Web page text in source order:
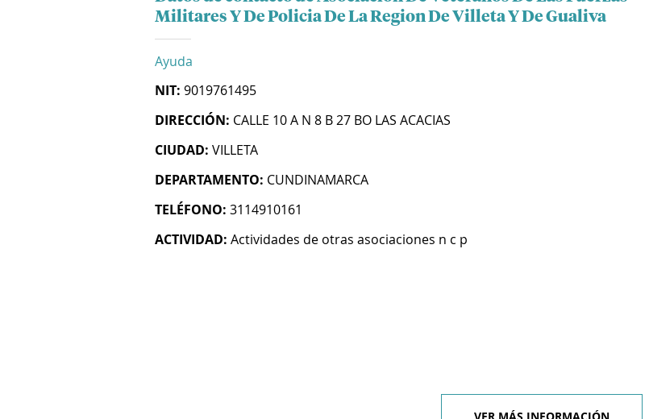
Militares Y De Policia De La Region De Villeta Y De Gualiva
Ayuda
NIT: 9019761495
DIRECCIÓN: CALLE 10 A N 8 B 27 BO LAS ACACIAS
CIUDAD: VILLETA
DEPARTAMENTO: CUNDINAMARCA
TELÉFONO: 3114910161
ACTIVIDAD: Actividades de otras asociaciones n c p